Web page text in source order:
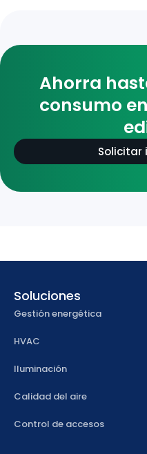
Ahorra
consumo
Solicitar
Soluciones
Gestión energética
HVAC
Iluminación
Calidad del aire
Control de accesos